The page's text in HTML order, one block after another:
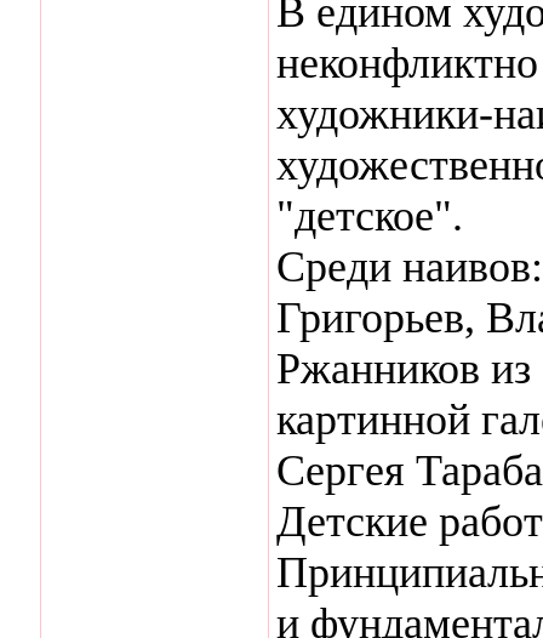
В едином
художники-
"детское".
Среди
Григорьев,
Ржанников
картинной
Сергея
Детские
и